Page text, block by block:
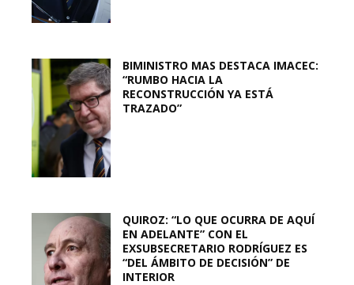
BIMINISTRO MAS DESTACA IMACEC:
“RUMBO HACIA LA
RECONSTRUCCIÓN YA ESTÁ
TRAZADO”
QUIROZ: “LO QUE OCURRA DE AQUÍ
EN ADELANTE” CON EL
EXSUBSECRETARIO RODRÍGUEZ ES
“DEL ÁMBITO DE DECISIÓN” DE
INTERIOR